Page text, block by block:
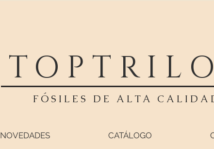
FÓSILES DE ALTA
NOVEDADES CATÁLOGO